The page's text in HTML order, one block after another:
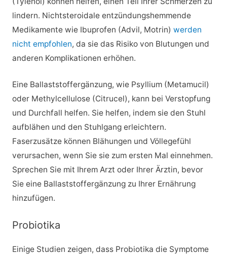
lindern. Nichtsteroidale entzündungshemmende
Medikamente wie Ibuprofen (Advil, Motrin) werden
nicht empfohlen, da sie das Risiko von Blutungen und
anderen Komplikationen erhöhen.
Eine Ballaststoffergänzung, wie Psyllium (Metamucil)
oder Methylcellulose (Citrucel), kann bei Verstopfung
und Durchfall helfen. Sie helfen, indem sie den Stuhl
aufblähen und den Stuhlgang erleichtern.
Faserzusätze können Blähungen und Völlegefühl
verursachen, wenn Sie sie zum ersten Mal einnehmen.
Sprechen Sie mit Ihrem Arzt oder Ihrer Ärztin, bevor
Sie eine Ballaststoffergänzung zu Ihrer Ernährung
hinzufügen.
Probiotika
Einige Studien zeigen, dass Probiotika die Symptome